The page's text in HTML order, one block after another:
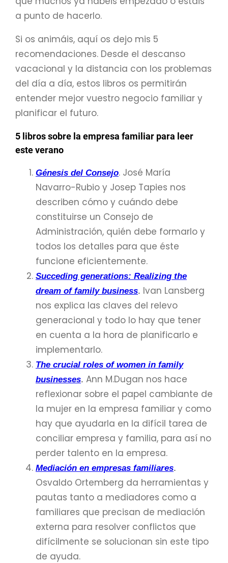
a punto de hacerlo.
Si os animáis, aquí os dejo mis 5
recomendaciones. Desde el descanso
vacacional y la distancia con los problemas
del día a día, estos libros os permitirán
entender mejor vuestro negocio familiar y
planificar el futuro.
5 libros sobre la empresa familiar para leer
este verano
Génesis del Consejo. José María
Navarro-Rubio y Josep Tapies nos
describen cómo y cuándo debe
constituirse un Consejo de
Administración, quién debe formarlo y
todos los detalles para que éste
funcione eficientemente.
Succeding generations: Realizing the
dream of family business. Ivan Lansberg
nos explica las claves del relevo
generacional y todo lo hay que tener
en cuenta a la hora de planificarlo e
implementarlo.
The crucial roles of women in family
businesses. Ann M.Dugan nos hace
reflexionar sobre el papel cambiante de
la mujer en la empresa familiar y como
hay que ayudarla en la difícil tarea de
conciliar empresa y familia, para así no
perder talento en la empresa.
Mediación en empresas familiares.
Osvaldo Ortemberg da herramientas y
pautas tanto a mediadores como a
familiares que precisan de mediación
externa para resolver conflictos que
difícilmente se solucionan sin este tipo
de ayuda.